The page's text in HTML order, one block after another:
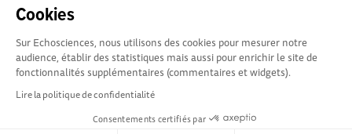
Cookies
Sur Echosciences, nous utilisons des cookies pour mesurer notre
audience, établir des statistiques mais aussi pour enrichir le site de
fonctionnalités supplémentaires (commentaires et widgets).
Lire la politique de confidentialité
Consentements certifiés par
soutien de nombreux acteurs locaux. Ce projet est cofinancé
l’Union européenne via les fonds européen de
développement régional. Science(s) en Occitanie est une
plateforme Echosciences by Amcsti.
Mentions légales|Politique de confidentialité